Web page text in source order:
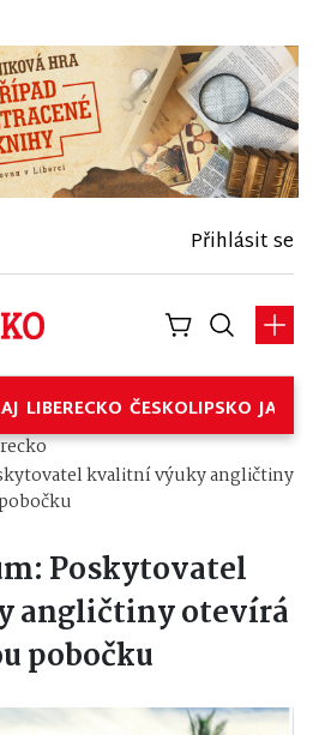
Přihlásit se
LIBERECKO ČESKOLIPSKO
kvalitní výuky angličtiny
Poskytovatel
angličtiny otevírá
pobočku